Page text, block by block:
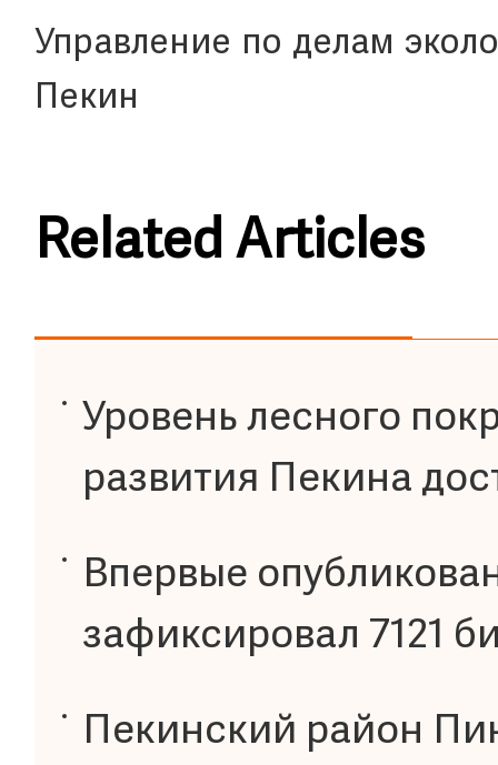
Управление по делам
Пекин
Related Articles
Уровень лесного
развития Пекина
Впервые
зафиксировал 7121
Пекинский район